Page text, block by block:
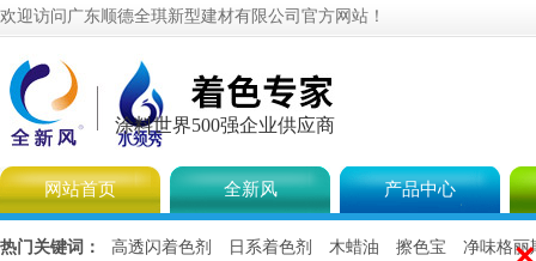
欢迎访问广东顺德全琪新型建材有限公司官方网站！
涂料世界500强企业供应商
网站首页 全新风 产品中心
热门关键词： 高透闪着色剂 日系着色剂 木蜡油 擦色宝 净味格丽